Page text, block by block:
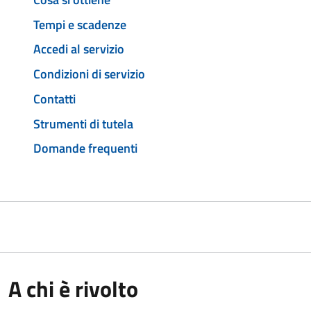
Tempi e scadenze
Accedi al servizio
Condizioni di servizio
Contatti
Strumenti di tutela
Domande frequenti
A chi è rivolto